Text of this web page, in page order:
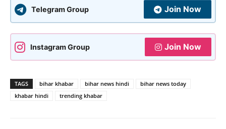
Telegram Group Join Now
Instagram Group Join Now
TAGS bihar khabar bihar news hindi
bihar news today
khabar hindi
trending khabar